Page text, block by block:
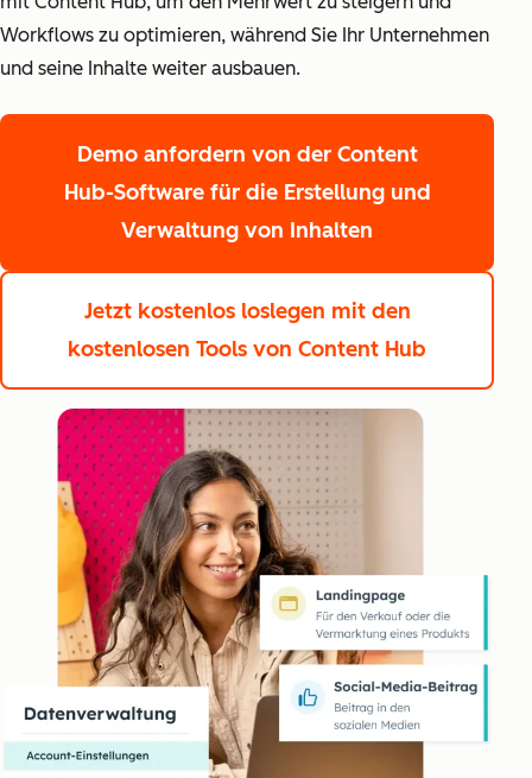
Workflows zu optimieren, während Sie Ihr Unternehmen
und seine Inhalte weiter ausbauen.
Demo anfordern von der Content
Hub-Software für die Erstellung und
Verwaltung von Inhalten
Jetzt kostenlos loslegen mit den
kostenlosen Tools von Content Hub